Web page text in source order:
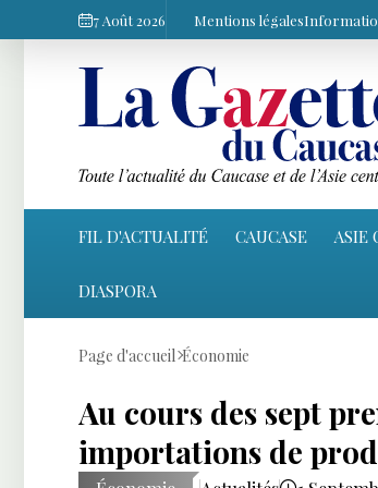
7 Août 2026 Mentions légales
FIL D'ACTUALITÉ CAUCASE ASIE
DIASPORA
Page d'accueil Économie
Au cours des sept
importations de